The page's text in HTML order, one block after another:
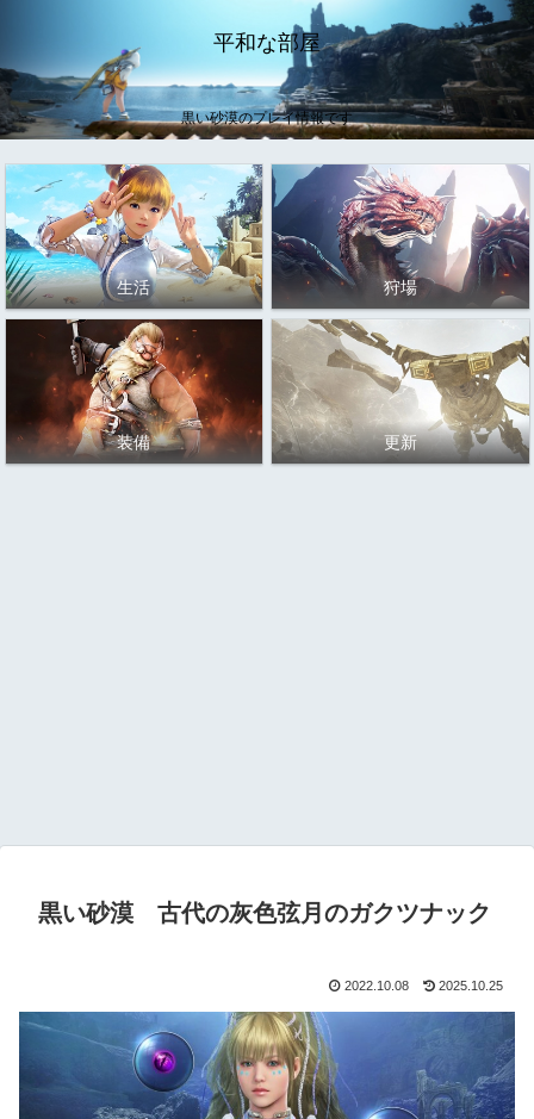
平和な部屋
黒い砂漠のプレイ情報です
生活 狩場
装備 更新
黒い砂漠 古代の灰色弦月のガクツナック
2022.10.08 2025.10.25